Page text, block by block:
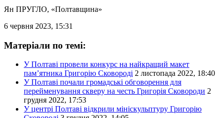
Ян ПРУГЛО, «Полтавщина»
6 червня 2023, 15:31
Матеріали по темі:
У Полтаві провели конкурс на найкращий макет
пам’ятника Григорію Сковороді 2 листопада 2022, 18:40
У Полтаві почали громадські обговорення для
перейменування скверу на честь Григорія Сковороди 2
грудня 2022, 17:53
У центрі Полтаві відкрили мініскульптуру Григорію